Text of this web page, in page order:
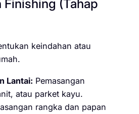
Finishing (Tahap
keindahan atau
Lantai: Pemasangan
atau parket kayu.
rangka dan papan